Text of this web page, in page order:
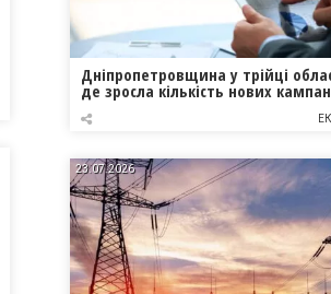
Дніпропетровщина у трійці
де зросла кількість нових
23.07.2026